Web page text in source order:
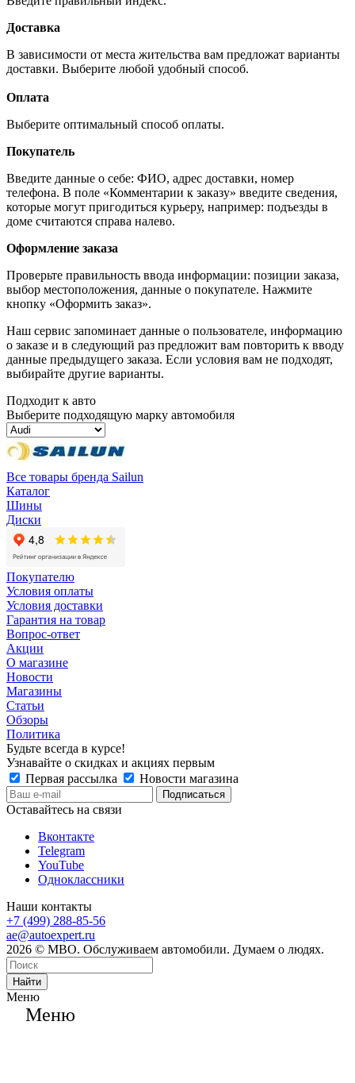
Доставка
В зависимости от места жительства вам предложат варианты
доставки. Выберите любой удобный способ.
Оплата
Выберите оптимальный способ оплаты.
Покупатель
Введите данные о себе: ФИО, адрес доставки, номер
телефона. В поле «Комментарии к заказу» введите сведения,
которые могут пригодиться курьеру, например: подъезды в
доме считаются справа налево.
Оформление заказа
Проверьте правильность ввода информации: позиции заказа,
выбор местоположения, данные о покупателе. Нажмите
кнопку «Оформить заказ».
Наш сервис запоминает данные о пользователе, информацию
о заказе и в следующий раз предложит вам повторить к вводу
данные предыдущего заказа. Если условия вам не подходят,
выбирайте другие варианты.
Подходит к авто
Выберите подходящую марку автомобиля
Все товары бренда Sailun
Каталог
Шины
Диски
Покупателю
Условия оплаты
Условия доставки
Гарантия на товар
Вопрос-ответ
Акции
О магазине
Новости
Магазины
Статьи
Обзоры
Политика
Будьте всегда в курсе!
Узнавайте о скидках и акциях первым
Первая рассылка
Новости магазина
Оставайтесь на связи
Вконтакте
Telegram
YouTube
Одноклассники
Наши контакты
+7 (499) 288-85-56
ae@autoexpert.ru
2026 © МВО. Обслуживаем автомобили. Думаем о людях.
Найти
Меню
Меню